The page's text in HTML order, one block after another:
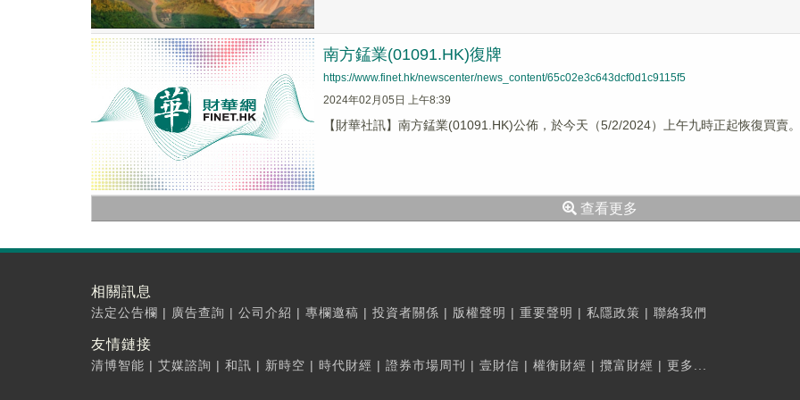
南方錳業(01091.HK)復牌
https://www.finet.hk/newscenter/news_content/65c02e3c643dcf0d1c9115f5
2024年02月05日 上午8:39
【財華社訊】南方錳業(01091.HK)公佈，於今天（5/2/2024）上午九時正起恢復買賣。
查看更多
相關訊息
法定公告欄 | 廣告查詢 | 公司介紹 | 專欄邀稿 | 投資者關係 | 版權聲明 | 重要聲明 | 私隱政策 | 聯絡我們
友情鏈接
清博智能 | 艾媒諮詢 | 和訊 | 新時空 | 時代財經 | 證券市場周刊 | 壹財信 | 權衡財經 | 攬富財經 | 更多...